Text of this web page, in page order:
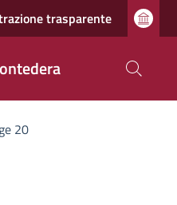
trasparente
20